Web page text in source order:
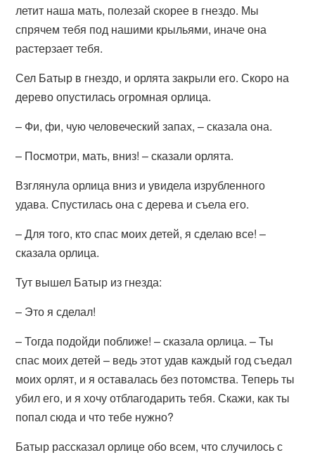
летит наша мать, полезай скорее в гнездо. Мы
спрячем тебя под нашими крыльями, иначе она
растерзает тебя.
Сел Батыр в гнездо, и орлята закрыли его. Скоро на
дерево опустилась огромная орлица.
– Фи, фи, чую человеческий запах, – сказала она.
– Посмотри, мать, вниз! – сказали орлята.
Взглянула орлица вниз и увидела изрубленного
удава. Спустилась она с дерева и съела его.
– Для того, кто спас моих детей, я сделаю все! –
сказала орлица.
Тут вышел Батыр из гнезда:
– Это я сделал!
– Тогда подойди поближе! – сказала орлица. – Ты
спас моих детей – ведь этот удав каждый год съедал
моих орлят, и я оставалась без потомства. Теперь ты
убил его, и я хочу отблагодарить тебя. Скажи, как ты
попал сюда и что тебе нужно?
Батыр рассказал орлице обо всем, что случилось с